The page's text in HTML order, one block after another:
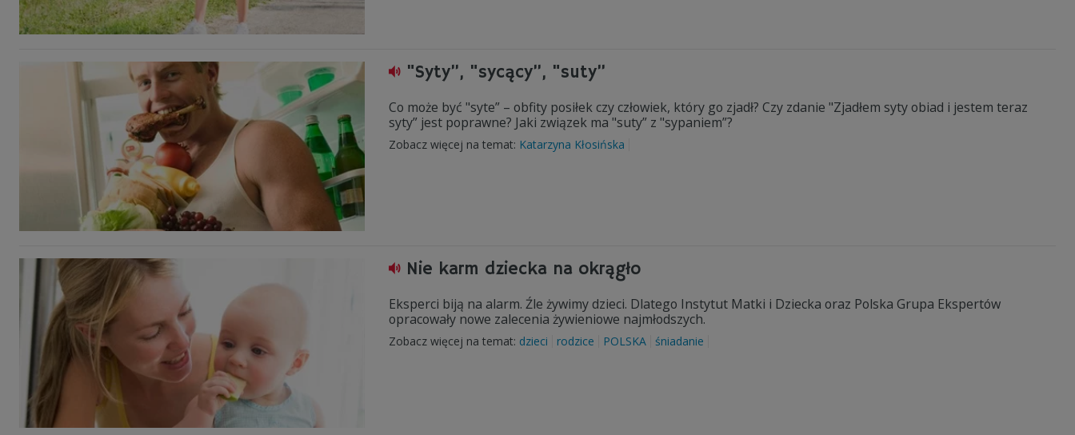
"Syty”, "sycący”, "suty”
Co może być "syte” – obfity posiłek czy człowiek, który go zjadł? Czy zdanie "Zjadłem syty obiad i jestem teraz
syty” jest poprawne? Jaki związek ma "suty” z "sypaniem”?
Zobacz więcej na temat: Katarzyna Kłosińska
Nie karm dziecka na okrągło
Eksperci biją na alarm. Źle żywimy dzieci. Dlatego Instytut Matki i Dziecka oraz Polska Grupa Ekspertów
opracowały nowe zalecenia żywieniowe najmłodszych.
Zobacz więcej na temat: dzieci rodzice POLSKA śniadanie